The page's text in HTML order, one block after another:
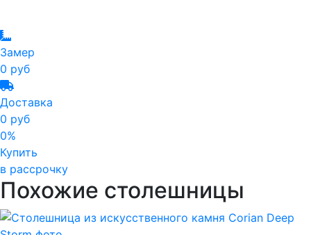
Замер
0 руб
Доставка
0 руб
0%
Купить
в рассрочку
Похожие столешницы